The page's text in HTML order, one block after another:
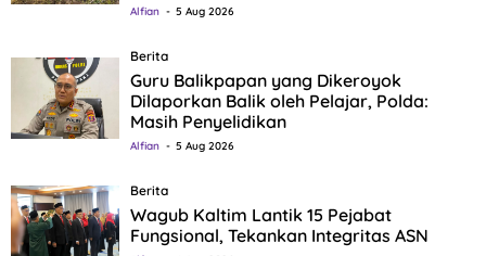
Alfian 5 Aug 2026
Berita
Guru Balikpapan yang Dikeroyok
Dilaporkan Balik oleh Pelajar, Polda:
Masih Penyelidikan
Alfian 5 Aug 2026
Berita
Wagub Kaltim Lantik 15 Pejabat
Fungsional, Tekankan Integritas ASN